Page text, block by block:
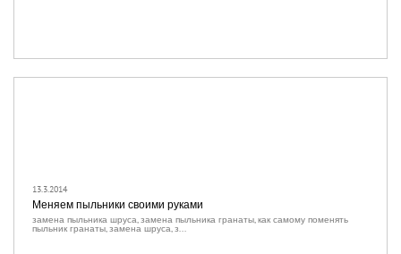
13.3.2014
Меняем пыльники своими руками
замена пыльника шруса, замена пыльника гранаты, как самому поменять
пыльник гранаты, замена шруса, з...